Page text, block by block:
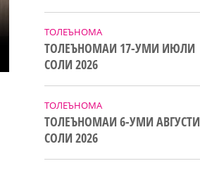
ТОЛЕЪНОМА
ТОЛЕЪНОМАИ 17-УМИ ИЮЛИ
СОЛИ 2026
ТОЛЕЪНОМА
ТОЛЕЪНОМАИ 6-УМИ АВГУСТИ
СОЛИ 2026